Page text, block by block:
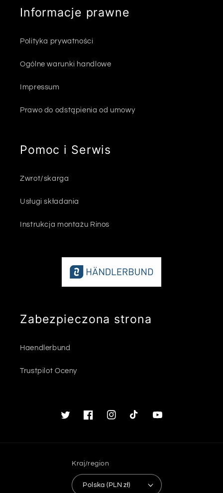
Informacje prawne
Polityka prywatności
Ogólne warunki handlowe
Impressum
Prawo do odstąpienia od umowy
Pomoc i Serwis
Zwrot/skarga
Usługi składania
Instrukcja montażu Rinos
Zabezpieczona strona
Haendlerbund
Trustpilot Oceny
TwitterFacebookInstagramTikTok Youtube
Kraj/region
Polska (PLN zł)